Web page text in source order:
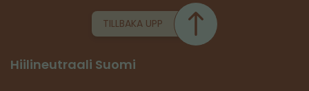
TILLBAKA UPP
Hiilineutraali Suomi